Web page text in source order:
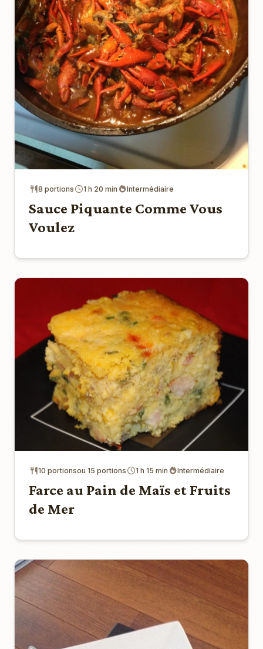
8 portions 1 h 20 min Intermédiaire
Sauce Piquante Comme Vous
Voulez
10 portionsou 15 portions 1 h 15 min Intermédiaire
Farce au Pain de Maïs et Fruits
de Mer